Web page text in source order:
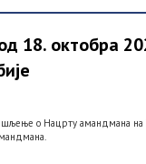
18. октобра
о Нацрту амандмана на